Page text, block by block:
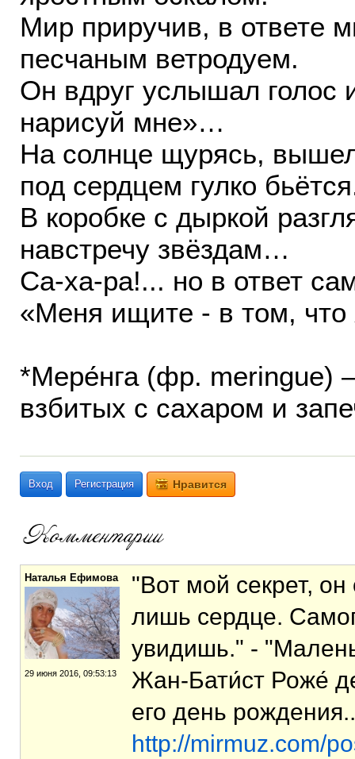
Мир приручив, в ответе
песчаным ветродуем.
Он вдруг услышал голос
нарисуй мне»…
На солнце щурясь,
под сердцем гулко
В коробке с дыркой
навстречу звёздам…
Са-ха-ра!... но в ответ
«Меня ищите - в том,
*Мере́нга (фр. meringue)
взбитых с сахаром и
Вход Регистрация Нравится
Наталья Ефимова
29 июня 2016, 09:53:13
"Вот мой секрет,
лишь сердце.
увидишь." -
Жан-Бати́ст Роже́
его день
http://mirmuz.com/